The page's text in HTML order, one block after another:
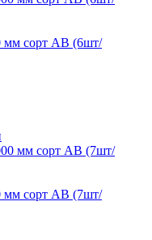
мм сорт АВ (6шт/
мм сорт АВ (7шт/